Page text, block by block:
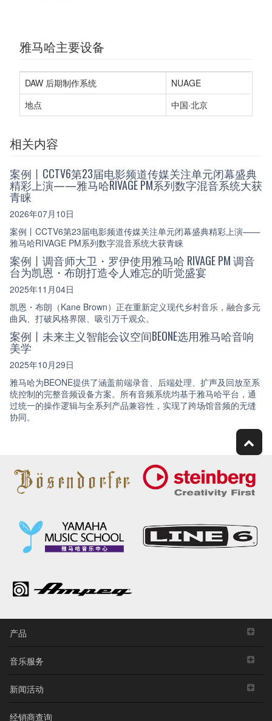
雅马哈主要设备
DAW 后期制作系统
NUAGE
地点
中国·北京
相关内容
案例丨CCTV6第23届电影频道传媒关注单元闭幕盛典
精彩上演——雅马哈RIVAGE PM系列数字混音系统大获
青睐
2026年07月10日
案例丨CCTV6第23届电影频道传媒关注单元闭幕盛典精彩上演——
雅马哈RIVAGE PM系列数字混音系统大获青睐
案例丨调音师大卫・罗伊使用雅马哈 RIVAGE PM 调音
台为凯恩・布朗打造令人难忘的听觉盛宴
2025年11月04日
凯恩・布朗（Kane Brown）正在重新定义现代乡村音乐，融合多元
曲风、打破风格界限、吸引万千观众。
案例丨未来主义智能会议空间BEONE选用雅马哈音响
美学
2025年10月29日
雅马哈为BEONE提供了涵盖前端录音、后端处理、扩声及回放至系
统控制的完整音频设备方案。所有音频系统均基于雅马哈平台，通
过统一的操作逻辑与全系列产品兼容性，实现了跨场馆音频的无缝
协同。
产品
音乐服务
新闻活动
经销商查询